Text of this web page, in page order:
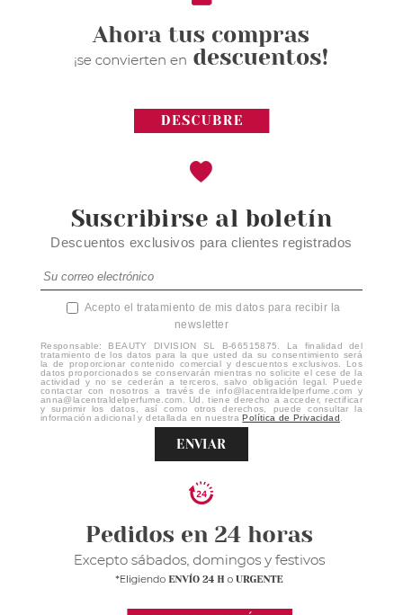
Suscribirse al boletín
Descuentos exclusivos para clientes registrados
Acepto el tratamiento de mis datos para recibir la
newsletter
Responsable: BEAUTY DIVISION SL B-66515875. La finalidad del
tratamiento de los datos para la que usted da su consentimiento será
la de proporcionar contenido comercial y descuentos exclusivos. Los
datos proporcionados se conservarán mientras no solicite el cese de la
actividad y no se cederán a terceros, salvo obligación legal. Puede
contactar con nosotros a través de info@lacentraldelperfume.com y
anna@lacentraldelperfume.com. Ud. tiene derecho a acceder, rectificar
y suprimir los datos, así como otros derechos, puede consultar la
información adicional y detallada en nuestraPolítica de Privacidad
ENVIAR